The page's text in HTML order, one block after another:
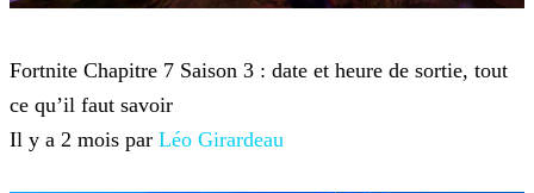
Fortnite Chapitre 7 Saison 3 : date et heure de sortie, tout
ce qu’il faut savoir
Il y a 2 mois par Léo Girardeau